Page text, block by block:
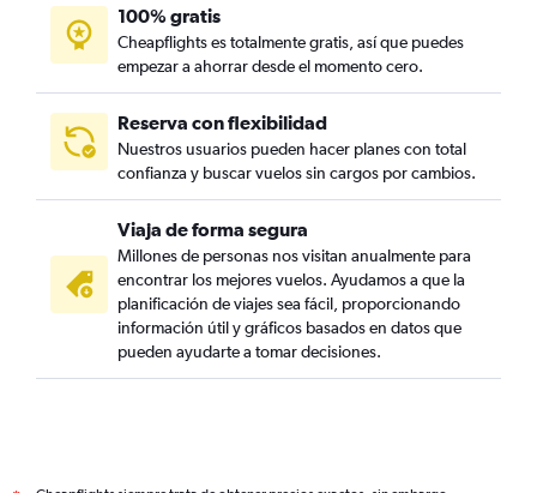
100% gratis
Cheapflights es totalmente gratis, así que puedes
empezar a ahorrar desde el momento cero.
Reserva con flexibilidad
Nuestros usuarios pueden hacer planes con total
confianza y buscar vuelos sin cargos por cambios.
Viaja de forma segura
Millones de personas nos visitan anualmente para
encontrar los mejores vuelos. Ayudamos a que la
planificación de viajes sea fácil, proporcionando
información útil y gráficos basados en datos que
pueden ayudarte a tomar decisiones.